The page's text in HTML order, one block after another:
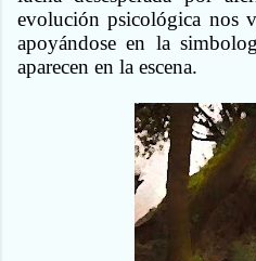
evolución psicológica nos
apoyándose en la
aparecen en la escena.